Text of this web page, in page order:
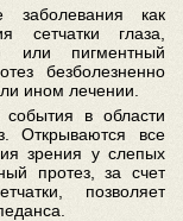
заболевания как
сетчатки глаза,
или пигментный
безболезненно
ином лечении.
в области
Открываются все
зрения у слепых
протез, за счет
позволяет